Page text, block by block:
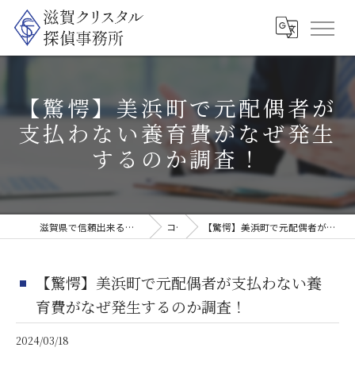
【驚愕】美浜町で元配偶者が
支払わない養育費がなぜ発生
するのか調査！
滋賀県で信頼出来る探偵なら滋賀クリスタル探偵事務所 コラム 【驚愕】美浜町で元配偶者が支払わない養育費がなぜ発生するのか調査！
【驚愕】美浜町で元配偶者が支払わない養
育費がなぜ発生するのか調査！
2024/03/18